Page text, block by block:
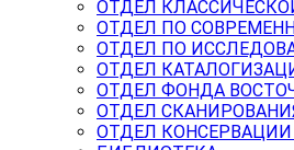
ОТДЕЛ
ОТДЕЛ ПО
ОТДЕЛ ПО
ОТДЕЛ
ОТДЕЛ ФОНДА
ОТДЕЛ
ОТДЕЛ